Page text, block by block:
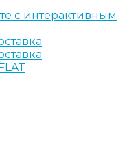
с интерактивным